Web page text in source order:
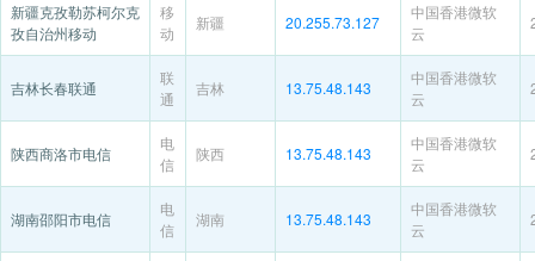
新疆克孜勒苏柯尔克
孜自治州移动
移
动
新疆 20.255.73.127
中国香港微软
云
吉林长春联通
联
通
吉林 13.75.48.143
中国香港微软
云
陕西商洛市电信
电
信
陕西 13.75.48.143
中国香港微软
云
湖南邵阳市电信
电
信
湖南 13.75.48.143
中国香港微软
云